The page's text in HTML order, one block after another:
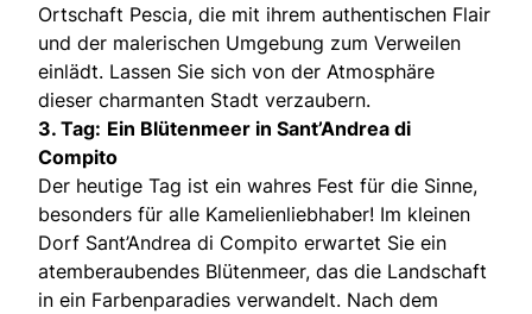
Ortschaft Pescia, die mit ihrem authentischen Flair
und der malerischen Umgebung zum Verweilen
einlädt. Lassen Sie sich von der Atmosphäre
dieser charmanten Stadt verzaubern.
3. Tag: Ein Blütenmeer in Sant’Andrea di
Compito
Der heutige Tag ist ein wahres Fest für die Sinne,
besonders für alle Kamelienliebhaber! Im kleinen
Dorf Sant’Andrea di Compito erwartet Sie ein
atemberaubendes Blütenmeer, das die Landschaft
in ein Farbenparadies verwandelt. Nach dem